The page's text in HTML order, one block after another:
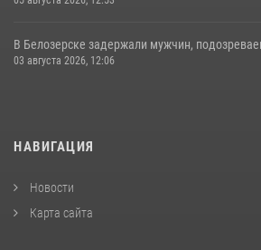
В Белозерске задержали мужчин,
03 августа 2026, 12:06
НАВИГАЦИЯ
Новости
Карта сайта